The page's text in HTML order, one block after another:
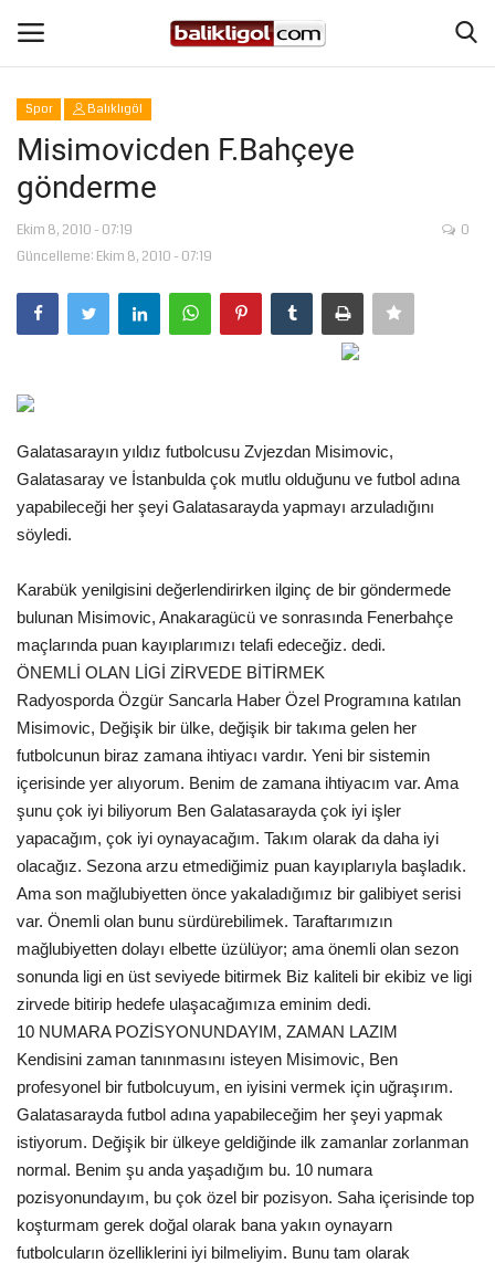
Giriş Yap
Anasayfa
Köşe Yazıları
Magazin
Spor
Gündem
Tekno Bilim
Ekonomi
Siyaset
Galeriler
Yaşam
Künye
Sağlık
İletişim
Kültür Sanat
Spor Balıklıgöl
Misimovicden F.Bahçeye
gönderme
Ekim 8, 2010 - 07:19
Güncelleme: Ekim 8, 2010 - 07:19
0
Galatasarayın yıldız futbolcusu Zvjezdan Misimovic,
Galatasaray ve İstanbulda çok mutlu olduğunu ve futbol adına
yapabileceği her şeyi Galatasarayda yapmayı arzuladığını
söyledi.
Karabük yenilgisini değerlendirirken ilginç de bir göndermede
bulunan Misimovic, Anakaragücü ve sonrasında Fenerbahçe
maçlarında puan kayıplarımızı telafi edeceğiz. dedi.
ÖNEMLİ OLAN LİGİ ZİRVEDE BİTİRMEK
Radyosporda Özgür Sancarla Haber Özel Programına katılan
Misimovic, Değişik bir ülke, değişik bir takıma gelen her
futbolcunun biraz zamana ihtiyacı vardır. Yeni bir sistemin
içerisinde yer alıyorum. Benim de zamana ihtiyacım var. Ama
şunu çok iyi biliyorum Ben Galatasarayda çok iyi işler
yapacağım, çok iyi oynayacağım. Takım olarak da daha iyi
olacağız. Sezona arzu etmediğimiz puan kayıplarıyla başladık.
Ama son mağlubiyetten önce yakaladığımız bir galibiyet serisi
var. Önemli olan bunu sürdürebilimek. Taraftarımızın
mağlubiyetten dolayı elbette üzülüyor; ama önemli olan sezon
sonunda ligi en üst seviyede bitirmek Biz kaliteli bir ekibiz ve ligi
zirvede bitirip hedefe ulaşacağımıza eminim dedi.
10 NUMARA POZİSYONUNDAYIM, ZAMAN LAZIM
Kendisini zaman tanınmasını isteyen Misimovic, Ben
profesyonel bir futbolcuyum, en iyisini vermek için uğraşırım.
Galatasarayda futbol adına yapabileceğim her şeyi yapmak
istiyorum. Değişik bir ülkeye geldiğinde ilk zamanlar zorlanman
normal. Benim şu anda yaşadığım bu. 10 numara
pozisyonundayım, bu çok özel bir pozisyon. Saha içerisinde top
koşturmam gerek doğal olarak bana yakın oynayarn
futbolcuların özelliklerini iyi bilmeliyim. Bunu tam olarak